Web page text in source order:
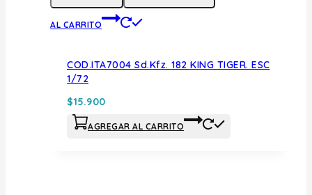
AL CARRITO
COD.ITA7004 Sd.Kfz. 182 KING TIGER. ESC
1/72
$15.900
AGREGAR AL CARRITO